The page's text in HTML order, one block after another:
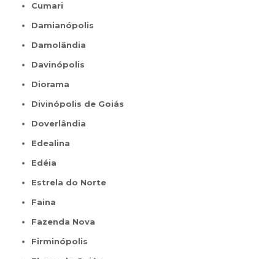
Cumari
Damianópolis
Damolândia
Davinópolis
Diorama
Divinópolis de Goiás
Doverlândia
Edealina
Edéia
Estrela do Norte
Faina
Fazenda Nova
Firminópolis